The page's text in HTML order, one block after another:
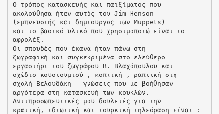
Ο τρόπος κατασκευής και παιξίματος που
ακολούθησα ήταν αυτός του Jim Henson
(εμπνευστής και δημιουργός των Μuppets)
και το βασικό υλικό που χρησιμοποιώ είναι το
αφρολέξ.
Οι σπουδές που έκανα ήταν πάνω στη
ζωγραφική και συγκεκριμένα στο ελεύθερο
εργαστήρι του ζωγράφου Β. Βλαχόπουλου και
σχέδιο κουστουμιού , κοπτική , ραπτική στη
σχολή Βελουδάκη – γνώσεις που με βοήθησαν
αργότερα στη κατασκευή των κουκλών.
Αντιπροσωπευτικές μου δουλειές για την
κρατική, ιδιωτική και τουρκική τηλεόραση είναι :